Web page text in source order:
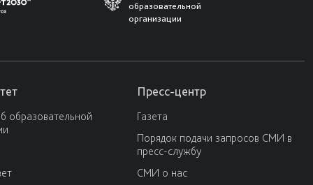
образовательной
организации
образовательной
Пресс-центр
Газета
Порядок подачи запросов СМИ в
пресс-службу
СМИ о нас